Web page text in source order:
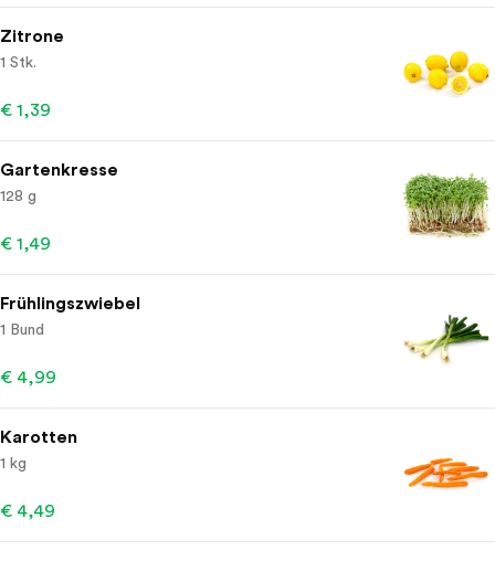
Zitrone
1 Stk.
€ 1,39
Gartenkresse
128 g
€ 1,49
Frühlingszwiebel
1 Bund
€ 4,99
Karotten
1 kg
€ 4,49